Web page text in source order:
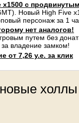
x1500 с
Новый High Five
персонаж за 1
нет аналогов!
путем без
владение замком!
от 7,26 у.е. за клик
холлы